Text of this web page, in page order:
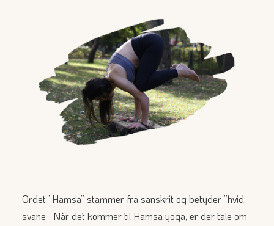
Ordet ”Hamsa” stammer fra sanskrit og betyder ”hvid
svane”. Når det kommer til Hamsa yoga, er der tale om